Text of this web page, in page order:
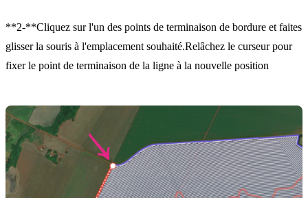
**2-**Cliquez sur l'un des points de terminaison de bordure et faites
glisser la souris à l'emplacement souhaité.Relâchez le curseur pour
fixer le point de terminaison de la ligne à la nouvelle position